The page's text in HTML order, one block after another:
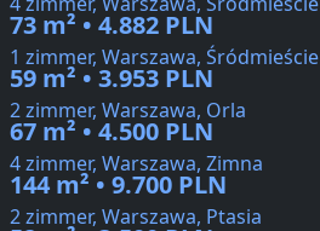
73 m² • 4.882 PLN
1 zimmer, Warszawa, Śródmieście
59 m² • 3.953 PLN
2 zimmer, Warszawa, Orla
67 m² • 4.500 PLN
4 zimmer, Warszawa, Zimna
144 m² • 9.700 PLN
2 zimmer, Warszawa, Ptasia